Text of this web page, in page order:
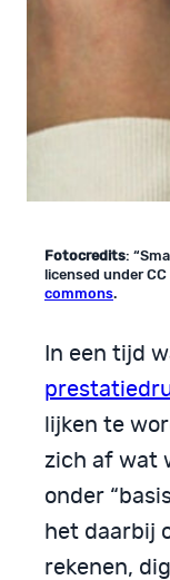
Fotocredits:
licensed under
commons.
In een tijd
lijken te
zich af wat
onder
het daarbij
rekenen,